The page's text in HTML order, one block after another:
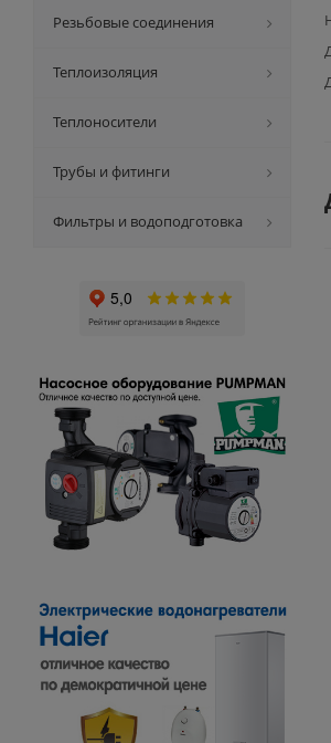
Резьбовые соединения
Теплоизоляция
Теплоносители
Трубы и фитинги
Фильтры и водоподготовка